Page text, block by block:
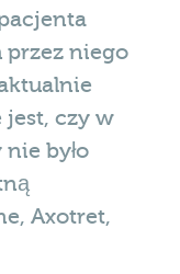
przez niego
jest, czy w
było
Axotret,